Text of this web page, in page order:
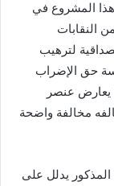
المشروع في
النقابات
لترهيب
حق الإضراب
يعارض عنصر
مخالفة واضحة
يدلل على